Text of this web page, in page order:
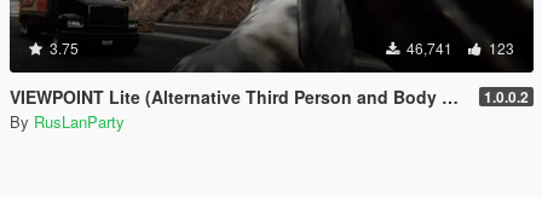
3.75 46,741 123
VIEWPOINT Lite (Alternative Third Person and Body Cameras) 1.0.0.2
By RusLanParty